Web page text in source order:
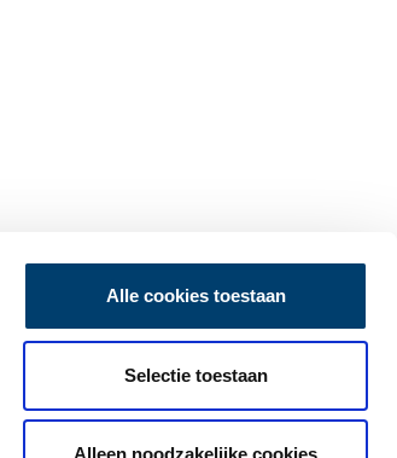
Alle cookies toestaan
Selectie toestaan
Alleen noodzakelijke cookies